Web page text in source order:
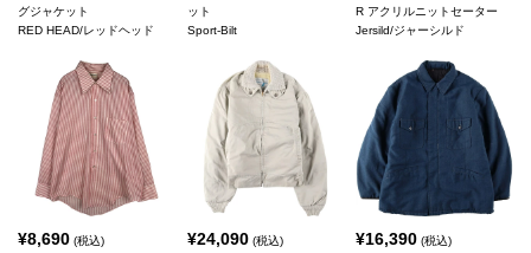
グジャケット
RED HEAD/レッドヘッド
ット
Sport-Bilt
R アクリルニットセーター
Jersild/ジャーシルド
¥8,690 (税込) ¥24,090(税込) ¥16,390 (税込)